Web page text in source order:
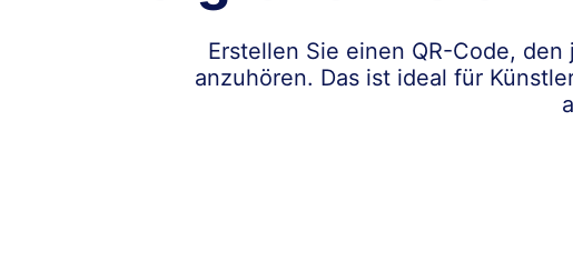
Erstellen Sie einen QR-Code,
anzuhören. Das ist ideal für